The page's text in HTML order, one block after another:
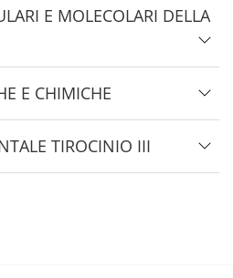
E MOLECOLARI DELLA
E CHIMICHE
TIROCINIO III